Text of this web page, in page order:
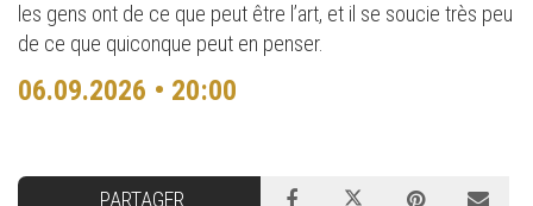
les gens ont de ce que peut être l’art, et il se soucie très peu
de ce que quiconque peut en penser.
06.09.2026 • 20:00
PARTAGER